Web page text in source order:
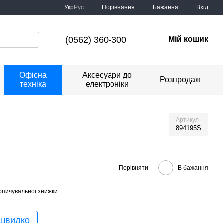
УкрРус Порівняння Бажання Вхід
(0562) 360-300 Мій кошик
Офісна
техніка
Аксесуари до
електроніки
Розпродаж
Артикул
894195S
Порівняти В бажання
знижки